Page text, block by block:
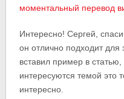
моментальный перевод
Интересно! Сергей,
он отлично подходит
вставил пример в
интересуются темой это
интересно.